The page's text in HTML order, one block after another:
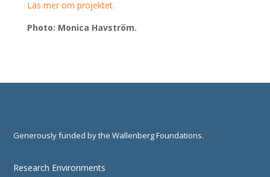
Läs mer om projektet.
Photo: Monica Havström.
Generously funded by the Wallenberg Foundations.
Research Environments